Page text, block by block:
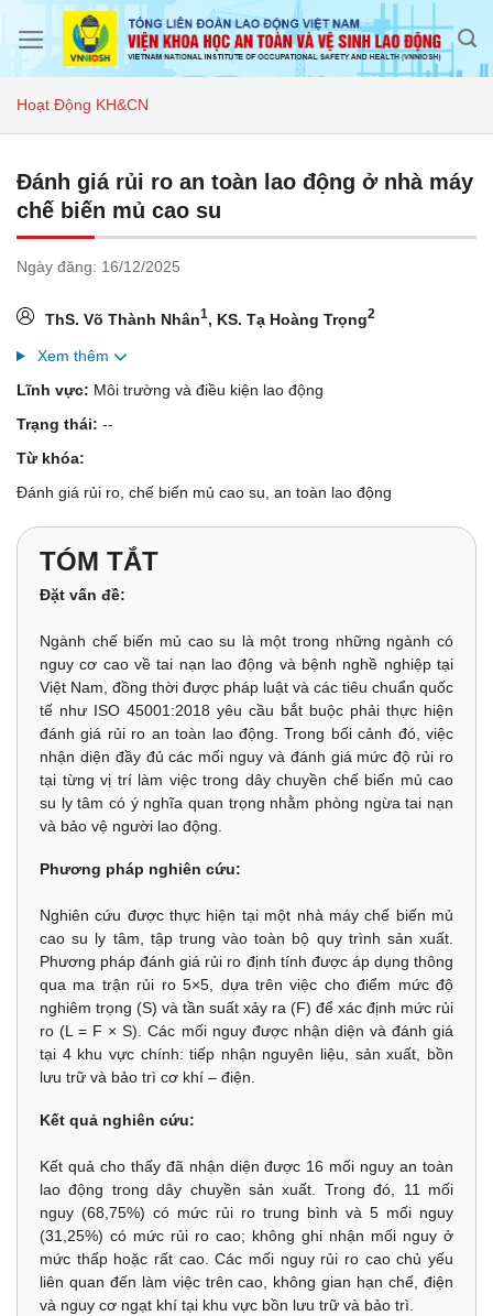
Hoạt Động KH&CN
Đánh giá rủi ro an toàn lao động ở nhà máy
chế biến mủ cao su
Ngày đăng: 16/12/2025
ThS. Võ Thành Nhân1, KS. Tạ Hoàng Trọng2
Xem thêm
Lĩnh vực: Môi trường và điều kiện lao động
Trạng thái: --
Từ khóa:
Đánh giá rủi ro, chế biến mủ cao su, an toàn lao động
TÓM TẮT
Đặt vấn đề:
Ngành chế biến mủ cao su là một trong những ngành có
nguy cơ cao về tai nạn lao động và bệnh nghề nghiệp tại
Việt Nam, đồng thời được pháp luật và các tiêu chuẩn quốc
tế như ISO 45001:2018 yêu cầu bắt buộc phải thực hiện
đánh giá rủi ro an toàn lao động. Trong bối cảnh đó, việc
nhận diện đầy đủ các mối nguy và đánh giá mức độ rủi ro
tại từng vị trí làm việc trong dây chuyền chế biến mủ cao
su ly tâm có ý nghĩa quan trọng nhằm phòng ngừa tai nạn
và bảo vệ người lao động.
Phương pháp nghiên cứu:
Nghiên cứu được thực hiện tại một nhà máy chế biến mủ
cao su ly tâm, tập trung vào toàn bộ quy trình sản xuất.
Phương pháp đánh giá rủi ro định tính được áp dụng thông
qua ma trận rủi ro 5×5, dựa trên việc cho điểm mức độ
nghiêm trọng (S) và tần suất xảy ra (F) để xác định mức rủi
ro (L = F × S). Các mối nguy được nhận diện và đánh giá
tại 4 khu vực chính: tiếp nhận nguyên liệu, sản xuất, bồn
lưu trữ và bảo trì cơ khí – điện.
Kết quả nghiên cứu:
Kết quả cho thấy đã nhận diện được 16 mối nguy an toàn
lao động trong dây chuyền sản xuất. Trong đó, 11 mối
nguy (68,75%) có mức rủi ro trung bình và 5 mối nguy
(31,25%) có mức rủi ro cao; không ghi nhận mối nguy ở
mức thấp hoặc rất cao. Các mối nguy rủi ro cao chủ yếu
liên quan đến làm việc trên cao, không gian hạn chế, điện
và nguy cơ ngạt khí tại khu vực bồn lưu trữ và bảo trì.